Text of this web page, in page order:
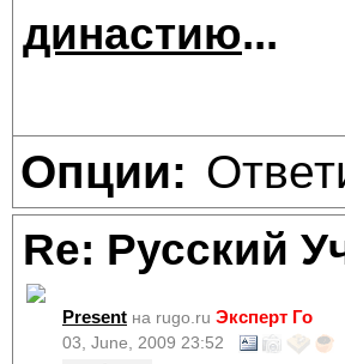
династию...
Опции:
Re: Русский
Present на rugo.ru Эксперт Го
03, June, 2009 23:52